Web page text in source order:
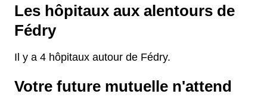
Les hôpitaux aux alentours de
Fédry
Il y a 4 hôpitaux autour de Fédry.
Votre future mutuelle n'attend